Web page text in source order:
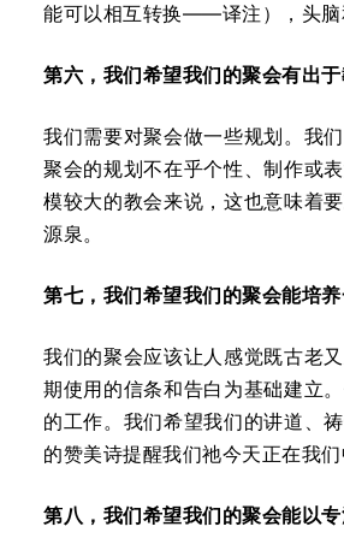
能可以相互转换——译注），头脑
第六，我们希望我们的聚会有出
我们需要对聚会做一些规划。我
聚会的规划不在乎个性、制作或
模较大的教会来说，这也意味着
源泉。
第七，我们希望我们的聚会能培
我们的聚会应该让人感觉既古老
期使用的信条和告白为基础建立
的工作。我们希望我们的讲道、
的赞美诗提醒我们祂今天正在我
第八，我们希望我们的聚会能以